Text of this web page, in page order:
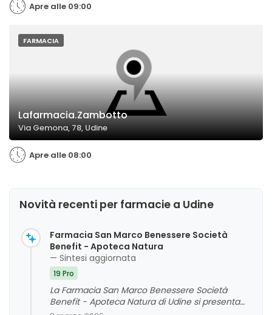
Apre alle 09:00
FARMACIA
Lafarmacia.Zambotto
Via Gemona, 78, Udine
Apre alle 08:00
Novità recenti per farmacie a Udine
Farmacia San Marco Benessere Società
Benefit - Apoteca Natura
— Sintesi aggiornata
19 Pro
La Farmacia San Marco Benessere Società
Benefit - Apoteca Natura di Udine si presenta